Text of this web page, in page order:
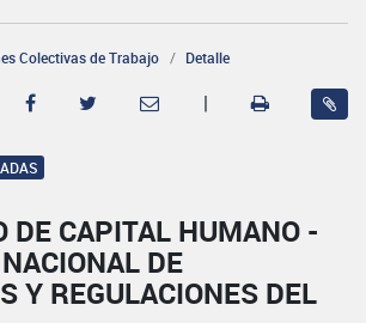
Colectivas de Trabajo Detalle
|
DE CAPITAL HUMANO -
DE
Y REGULACIONES DEL